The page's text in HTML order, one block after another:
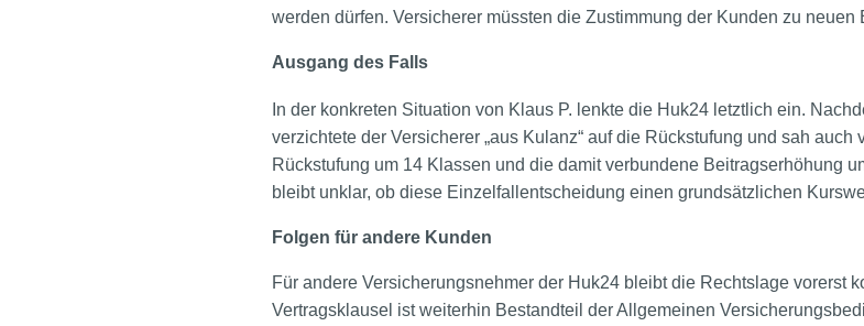
werden dürfen. Versicherer müssten die Zustimmung der Kunden zu
Ausgang des Falls
In der konkreten Situation von Klaus P. lenkte die Huk24 letztlich ein.
verzichtete der Versicherer „aus Kulanz“ auf die Rückstufung und sah
Rückstufung um 14 Klassen und die damit verbundene Beitragserhöhung
bleibt unklar, ob diese Einzelfallentscheidung einen grundsätzlichen
Folgen für andere Kunden
Für andere Versicherungsnehmer der Huk24 bleibt die Rechtslage vorerst
Vertragsklausel ist weiterhin Bestandteil der Allgemeinen